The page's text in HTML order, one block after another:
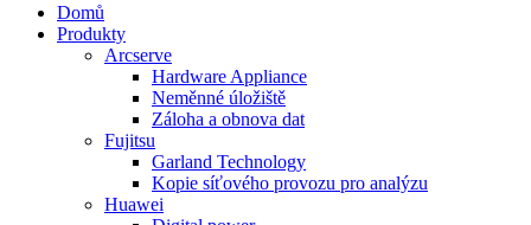
Domů
Produkty
Arcserve
Hardware Appliance
Neměnné úložiště
Záloha a obnova dat
Fujitsu
Garland Technology
Kopie síťového provozu pro analýzu
Huawei